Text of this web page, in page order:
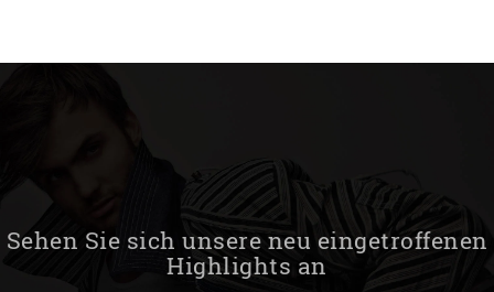
Sehen Sie sich unsere neu eingetroffenen
Highlights an